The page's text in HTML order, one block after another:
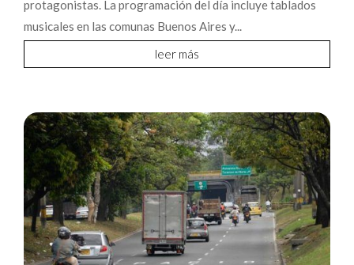
protagonistas. La programación del día incluye tablados
musicales en las comunas Buenos Aires y...
leer más